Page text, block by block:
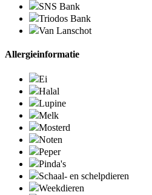
SNS Bank
Triodos Bank
Van Lanschot
Allergieinformatie
Ei
Halal
Lupine
Melk
Mosterd
Noten
Peper
Pinda's
Schaal- en schelpdieren
Weekdieren